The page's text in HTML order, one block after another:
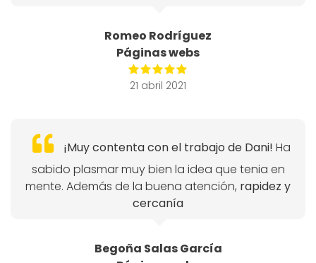
Romeo Rodríguez
Páginas webs
21 abril 2021
¡Muy contenta con el trabajo de Dani! Ha
sabido plasmar muy bien la idea que tenia en
mente. Además de la buena atención, rapidez y
cercanía
Begoña Salas García